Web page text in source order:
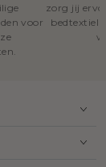
voor
zorg jij
bedtextiel